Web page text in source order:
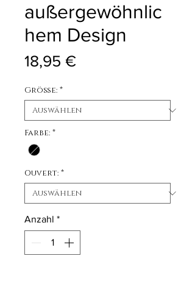
außergewöhnlic
hem Design
18,95 €Preis
Größe: *
Farbe: *
Ouvert: *
Anzahl *